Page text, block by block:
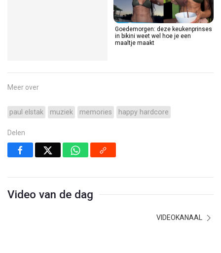
Goedemorgen: deze keukenprinses
in bikini weet wel hoe je een
maaltje maakt
Meer over
paul elstak muziek memories happy hardcore
Delen
Video van de dag
VIDEOKANAAL